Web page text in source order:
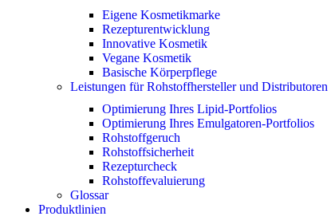
Eigene Kosmetikmarke
Rezepturentwicklung
Innovative Kosmetik
Vegane Kosmetik
Basische Körperpflege
Leistungen für Rohstoffhersteller und Distributoren
Optimierung Ihres Lipid-Portfolios
Optimierung Ihres Emulgatoren-Portfolios
Rohstoffgeruch
Rohstoffsicherheit
Rezepturcheck
Rohstoffevaluierung
Glossar
Produktlinien